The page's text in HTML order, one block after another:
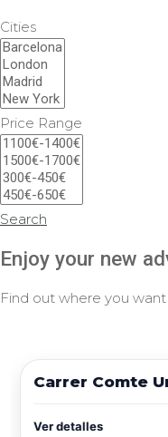
Cities
Price Range
Search
Enjoy your new
Find out where you
Carrer Valencia
Ver detalles